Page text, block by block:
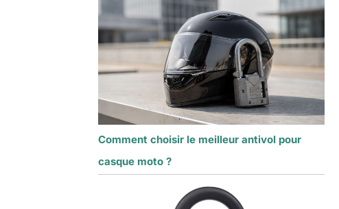
Comment choisir le meilleur antivol pour
casque moto ?